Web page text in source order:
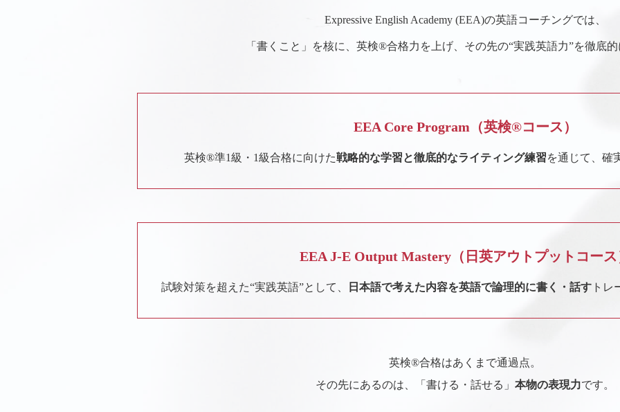
Expressive English Academy (EEA)の英語コーチングでは、
「書くこと」を核に、英検®合格力を上げ、 その先の“実践英語力”を徹底
EEA Core Program （英検®︎コース）
英検®︎準1級・1級合格に向けた戦略的な学習と徹底的なライティング練習を通じて、確
EEA J-E Output Mastery（日英アウトプットコース
試験対策を超えた“実践英語”として、 日本語で考えた内容を英語で論理的に書く・話す トレ
英検®︎合格はあくまで通過点。
その先にあるのは、「書ける・話せる」 本物の表現力です。